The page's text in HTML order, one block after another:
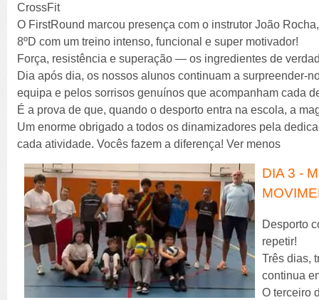
CrossFit
O FirstRound marcou presença com o instrutor João
8ºD com um treino intenso, funcional e super motivador!
Força, resistência e superação — os ingredientes de
Dia após dia, os nossos alunos continuam a surpreender-
equipa e pelos sorrisos genuínos que acompanham cada
É a prova de que, quando o desporto entra na escola, a
Um enorme obrigado a todos os dinamizadores pela
cada atividade. Vocês fazem a diferença! Ver menos
DIA 3 -
Desporto
repetir!
Três dias,
continua
O terceiro